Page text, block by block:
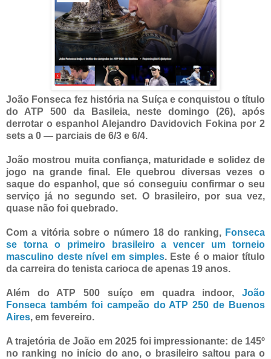
João Fonseca fez história na Suíça e conquistou o título
do ATP 500 da Basileia, neste domingo (26), após
derrotar o espanhol Alejandro Davidovich Fokina por 2
sets a 0 — parciais de 6/3 e 6/4.
João mostrou muita confiança, maturidade e solidez de
jogo na grande final. Ele quebrou diversas vezes o
saque do espanhol, que só conseguiu confirmar o seu
serviço já no segundo set. O brasileiro, por sua vez,
quase não foi quebrado.
Com a vitória sobre o número 18 do ranking, Fonseca
se torna o primeiro brasileiro a vencer um torneio
masculino deste nível em simples. Este é o maior título
da carreira do tenista carioca de apenas 19 anos.
Além do ATP 500 suíço em quadra indoor, João
Fonseca também foi campeão do ATP 250 de Buenos
Aires, em fevereiro.
A trajetória de João em 2025 foi impressionante: de 145º
no ranking no início do ano, o brasileiro saltou para o